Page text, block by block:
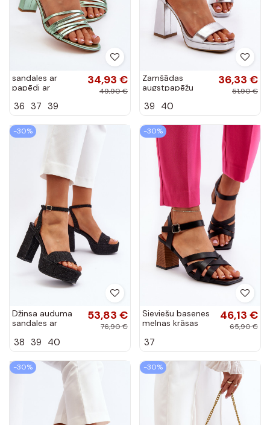
sandales ar
papēdi ar
krāsas Enitia
34,93 €
49,90 €
36 37 39
Zamšādas
augstpapēžu
kvadrātveida
Sudraba krāsas
Merila
36,33 €
51,90 €
39 40
-30%
Džinsa auduma
sandales ar
krāsas Acrana
53,83 €
76,90 €
38 39 40
-30%
Sieviešu basenes
melnas krāsas
46,13 €
65,90 €
37
-30% -30%